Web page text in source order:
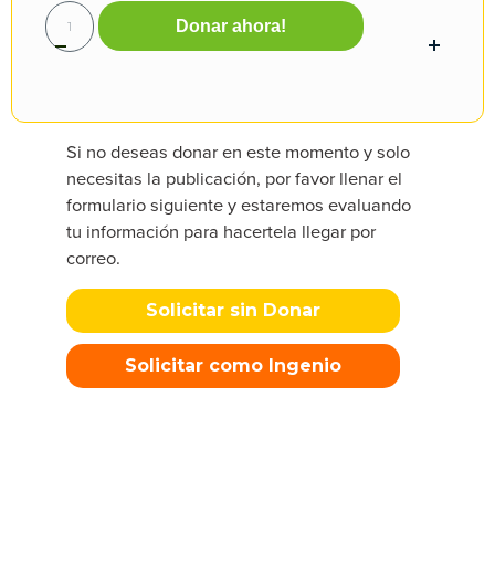
Donar ahora!
Si no deseas donar en este momento y solo
necesitas la publicación, por favor llenar el
formulario siguiente y estaremos evaluando
tu información para hacertela llegar por
correo.
Solicitar sin Donar
Solicitar como Ingenio